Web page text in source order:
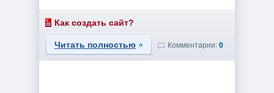
Как создать сайт?
Читать полностью Комментарии: 0